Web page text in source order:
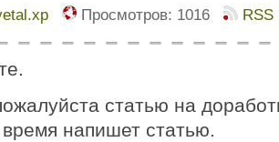
Просмотров: 1016 RSS
статью на
напишет статью.